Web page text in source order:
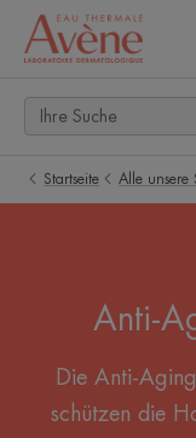
Startseite Alle unsere
Anti-
Die Anti-
schützen die